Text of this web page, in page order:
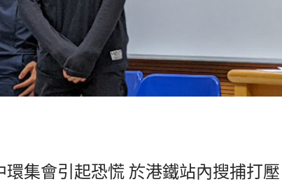
集會引起恐慌 於港鐵站內搜捕打壓